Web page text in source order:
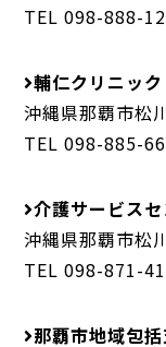
TEL 098-888-
輔仁クリニック
沖縄県那覇市松
TEL 098-885-
介護サービス
沖縄県那覇市松
TEL 098-871-
那覇市地域包